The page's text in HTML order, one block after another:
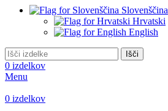
Slovenščina
Hrvatski
English
Išči
0 izdelkov
Menu
0 izdelkov